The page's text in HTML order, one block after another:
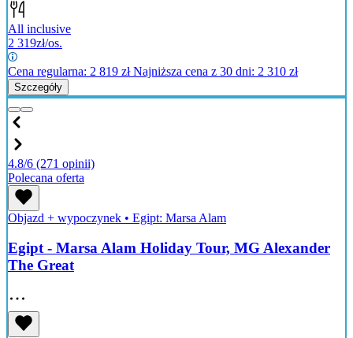
All inclusive
2 319zł/os.
Cena regularna: 2 819 złNajniższa cena z 30 dni: 2 310 zł
Szczegóły
4.8/6 (271 opinii)
Polecana oferta
Objazd + wypoczynek • Egipt: Marsa Alam
Egipt - Marsa Alam Holiday Tour, MG Alexander
The Great